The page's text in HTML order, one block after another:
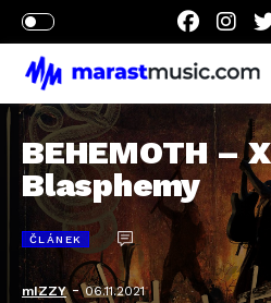
BEHEMOTH –
Blasphemy
ČLÁNEK
mIZZY-06.11.2021